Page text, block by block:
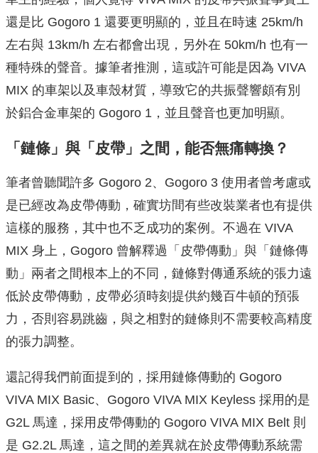
還是比 Gogoro 1 還要更明顯的，並且在時速 25km/h
左右與 13km/h 左右都會出現，另外在 50km/h 也有一
種特殊的聲音。據筆者推測，這或許可能是因為 VIVA
MIX 的車架以及車殼材質，導致它的共振聲響頗有別
於鋁合金車架的 Gogoro 1，並且聲音也更加明顯。
「鏈條」與「皮帶」之間，能否無痛轉換？
筆者曾聽聞許多 Gogoro 2、Gogoro 3 使用者曾考慮或
是已經改為皮帶傳動，確實坊間有些改裝業者也有提供
這樣的服務，其中也不乏成功的案例。不過在 VIVA
MIX 身上，Gogoro 曾解釋過「皮帶傳動」與「鏈條傳
動」兩者之間根本上的不同，鏈條對傳通系統的張力遠
低於皮帶傳動，皮帶必須時刻提供約幾百牛頓的預張
力，否則容易跳齒，與之相對的鏈條則不需要較高精度
的張力調整。
還記得我們前面提到的，採用鏈條傳動的 Gogoro
VIVA MIX Basic、Gogoro VIVA MIX Keyless 採用的是
G2L 馬達，採用皮帶傳動的 Gogoro VIVA MIX Belt 則
是 G2.2L 馬達，這之間的差異就在於皮帶傳動系統需